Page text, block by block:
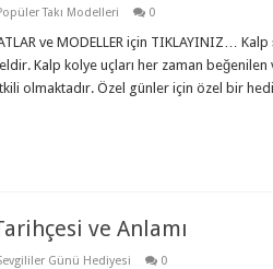
Takı Modelleri 0
ve MODELLER için TIKLAYINIZ…
Kalp kolye uçları her zaman
olmaktadır. Özel günler için özel bir
ve Anlamı
Günü Hediyesi 0